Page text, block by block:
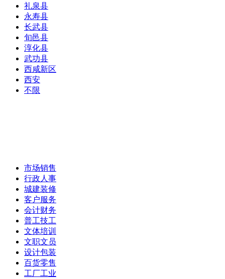
礼泉县
永寿县
长武县
旬邑县
淳化县
武功县
西咸新区
西安
不限
市场销售
行政人事
城建装修
客户服务
会计财务
普工技工
文体培训
文职文员
设计包装
百货零售
工厂工业